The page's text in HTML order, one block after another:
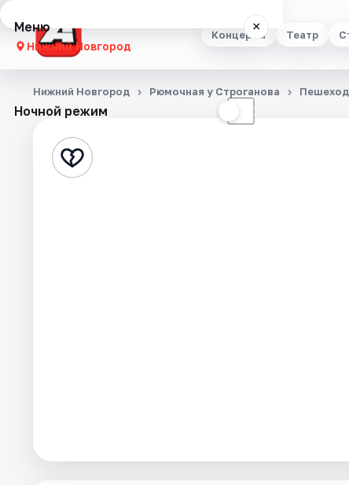
Концерты Театр
Меню ×
Нижний Новгород
Концерты
Стендап
Ночной режим ☾
Нижний Новгород Рюмочная у Строганова